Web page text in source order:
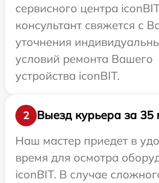
сервисного центра
консультант свяжется с
уточнения
условий ремонта Вашего
устройства iconBIT.
2
Выезд курьера за 35
Наш мастер приедет в
время для осмотра
iconBIT. В случае